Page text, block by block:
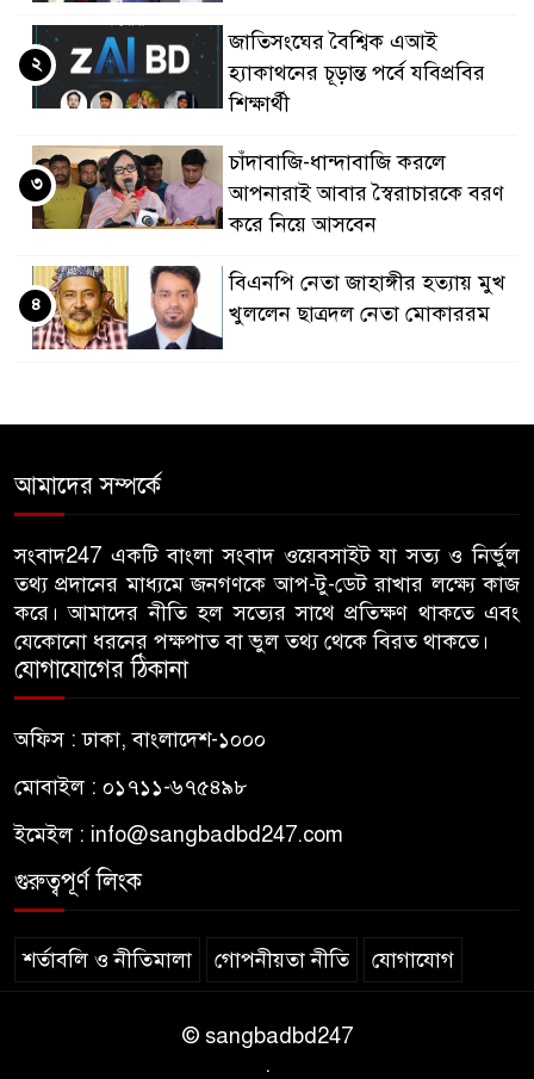
জাতিসংঘের বৈশ্বিক এআই
হ্যাকাথনের চূড়ান্ত পর্বে যবিপ্রবির
শিক্ষার্থী
২
চাঁদাবাজি-ধান্দাবাজি করলে
আপনারাই আবার স্বৈরাচারকে বরণ
করে নিয়ে আসবেন
৩
বিএনপি নেতা জাহাঙ্গীর হত্যায় মুখ
খুললেন ছাত্রদল নেতা মোকাররম
৪
জামায়াতের কর্মসূচিতে বিএনপির
মারধর
হামলার উদ্যেশ্যে শিবিরের মেসের
তথ্য সংগ্রহ, ছাত্রদল সভাপতিকে
সাবেক শিবির সভাপতির কড়া বার্তা
৬
জাবির আল-বেরুনী হলে আটক
৭
বিএনপি নেতাদের ফুল দিয়ে মঞ্চে
৮
৯
অভিযোগ, ছাত্রশক্তির ৬ দফা দাবি
আমাদের সম্পর্কে
সংবাদ247 একটি বাংলা সংবাদ ওয়েবসাইট যা সত্য ও নির্ভুল
তথ্য প্রদানের মাধ্যমে জনগণকে আপ-টু-ডেট রাখার লক্ষ্যে কাজ
করে। আমাদের নীতি হল সত্যের সাথে প্রতিক্ষণ থাকতে এবং
যেকোনো ধরনের পক্ষপাত বা ভুল তথ্য থেকে বিরত থাকতে।
যোগাযোগের ঠিকানা
অফিস : ঢাকা, বাংলাদেশ-১০০০
মোবাইল : ০১৭১১-৬৭৫৪৯৮
ইমেইল : info@sangbadbd247.com
গুরুত্বপূর্ণ লিংক
শর্তাবলি ও নীতিমালা গোপনীয়তা নীতি যোগাযোগ
© sangbadbd247
.